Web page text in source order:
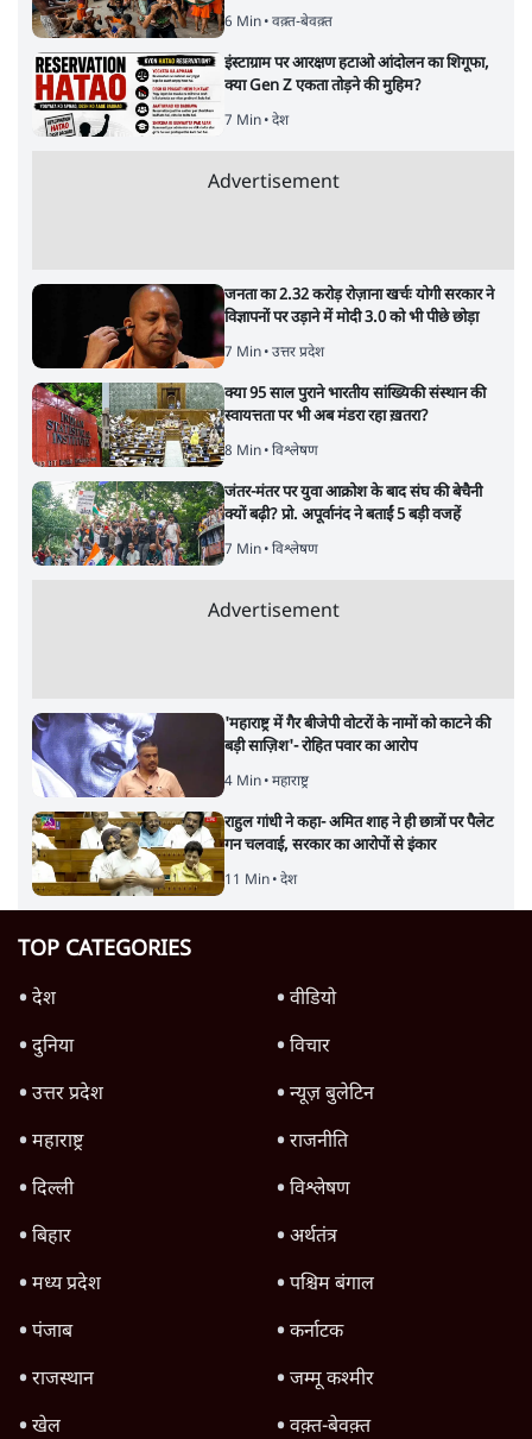
6 Min• वक़्त-बेवक़्त
इंस्टाग्राम पर आरक्षण हटाओ आंदोलन का शिगूफा,
क्या Gen Z एकता तोड़ने की मुहिम?
7 Min• देश
Advertisement
जनता का 2.32 करोड़ रोज़ाना खर्चः योगी सरकार ने
विज्ञापनों पर उड़ाने में मोदी 3.0 को भी पीछे छोड़ा
7 Min• उत्तर प्रदेश
क्या 95 साल पुराने भारतीय सांख्यिकी संस्थान की
स्वायत्तता पर भी अब मंडरा रहा ख़तरा?
8 Min• विश्लेषण
जंतर-मंतर पर युवा आक्रोश के बाद संघ की बेचैनी
क्यों बढ़ी? प्रो. अपूर्वानंद ने बताईं 5 बड़ी वजहें
7 Min• विश्लेषण
Advertisement
'महाराष्ट्र में गैर बीजेपी वोटरों के नामों को काटने की
बड़ी साज़िश'- रोहित पवार का आरोप
4 Min• महाराष्ट्र
राहुल गांधी ने कहा- अमित शाह ने ही छात्रों पर पैलेट
गन चलवाई, सरकार का आरोपों से इंकार
11 Min• देश
TOP CATEGORIES
देश
वीडियो
दुनिया
विचार
उत्तर प्रदेश
न्यूज़ बुलेटिन
महाराष्ट्र
राजनीति
दिल्ली
विश्लेषण
बिहार
अर्थतंत्र
मध्य प्रदेश
पश्चिम बंगाल
पंजाब
कर्नाटक
राजस्थान
जम्मू कश्मीर
खेल
वक़्त-बेवक़्त